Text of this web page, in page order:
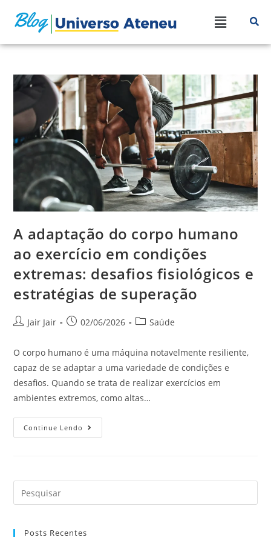
A adaptação do corpo humano
ao exercício em condições
extremas: desafios fisiológicos e
estratégias de superação
Jair Jair 02/06/2026 Saúde
O corpo humano é uma máquina notavelmente resiliente,
capaz de se adaptar a uma variedade de condições e
desafios. Quando se trata de realizar exercícios em
ambientes extremos, como altas…
Continue Lendo
Posts Recentes